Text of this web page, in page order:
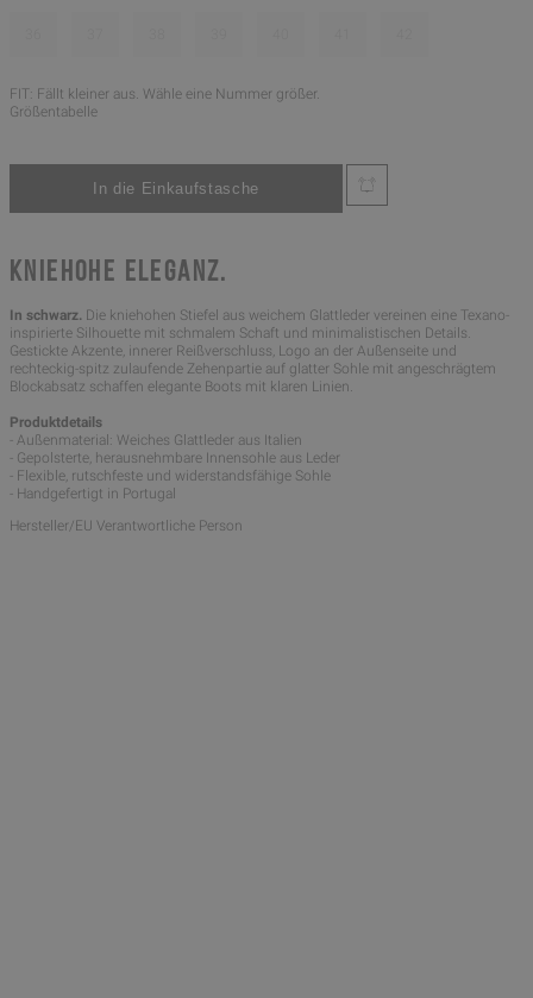
FIT: Fällt kleiner aus. Wähle eine Nummer größer.
Größentabelle
KNIEHOHE ELEGANZ.
In schwarz. Die kniehohen Stiefel aus weichem Glattleder vereinen eine Texano-
inspirierte Silhouette mit schmalem Schaft und minimalistischen Details.
Gestickte Akzente, innerer Reißverschluss, Logo an der Außenseite und
rechteckig-spitz zulaufende Zehenpartie auf glatter Sohle mit angeschrägtem
Blockabsatz schaffen elegante Boots mit klaren Linien.
Produktdetails
- Außenmaterial: Weiches Glattleder aus Italien
- Gepolsterte, herausnehmbare Innensohle aus Leder
- Flexible, rutschfeste und widerstandsfähige Sohle
- Handgefertigt in Portugal
Hersteller/EU Verantwortliche Person